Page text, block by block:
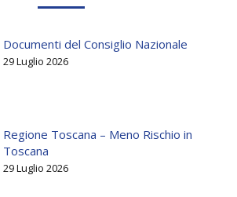
Documenti del Consiglio Nazionale
29 Luglio 2026
Regione Toscana – Meno Rischio in
Toscana
29 Luglio 2026